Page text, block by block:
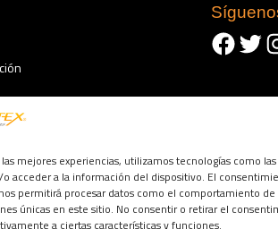
mejores experiencias, utilizamos tecnologías como
acceder a la información del dispositivo. El
permitirá procesar datos como el comportamiento de
únicas en este sitio. No consentir o retirar el
a ciertas características y funciones.
Condiciones